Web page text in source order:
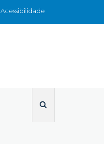
Acessibilidade